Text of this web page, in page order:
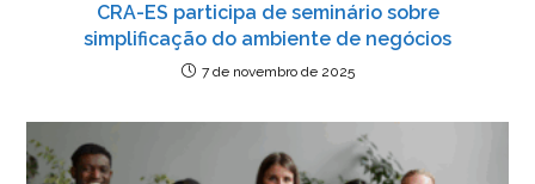
CRA-ES participa de seminário sobre
simplificação do ambiente de negócios
7 de novembro de 2025